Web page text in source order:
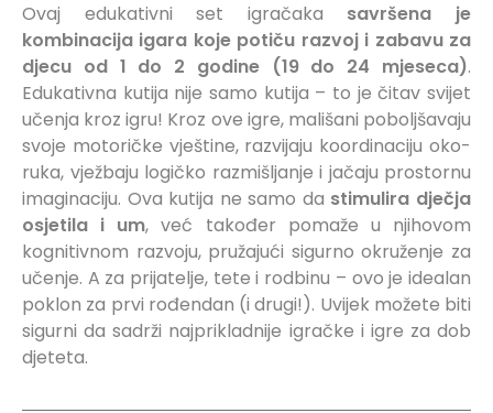
Ovaj edukativni set igračaka savršena je
kombinacija igara koje potiču razvoj i zabavu za
djecu od 1 do 2 godine (19 do 24 mjeseca).
Edukativna kutija nije samo kutija – to je čitav svijet
učenja kroz igru! Kroz ove igre, mališani poboljšavaju
svoje motoričke vještine, razvijaju koordinaciju oko-
ruka, vježbaju logičko razmišljanje i jačaju prostornu
imaginaciju. Ova kutija ne samo da stimulira dječja
osjetila i um, već također pomaže u njihovom
kognitivnom razvoju, pružajući sigurno okruženje za
učenje. A za prijatelje, tete i rodbinu – ovo je idealan
poklon za prvi rođendan (i drugi!). Uvijek možete biti
sigurni da sadrži najprikladnije igračke i igre za dob
djeteta.